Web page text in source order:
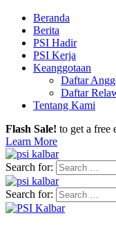
Beranda
Berita
PSI Hadir
PSI Kerja
Keanggotaan
Daftar
Daftar
Tentang Kami
Flash Sale! to get a free
Learn More
Search for:
Search for: